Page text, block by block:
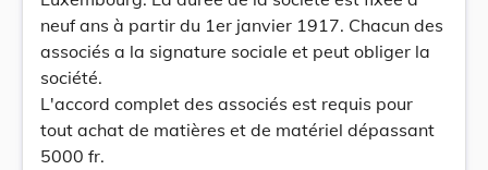
neuf ans à partir du 1er janvier 1917. Chacun des
associés a la signature sociale et peut obliger la
société.
L'accord complet des associés est requis pour
tout achat de matières et de matériel dépassant
5000 fr.